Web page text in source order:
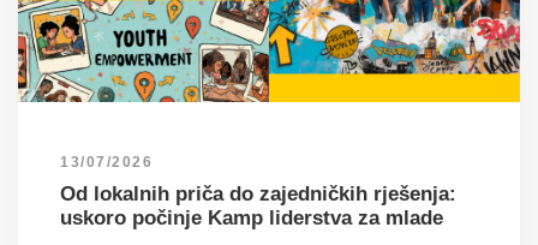
13/07/2026
Od lokalnih priča do zajedničkih rješenja:
uskoro počinje Kamp liderstva za mlade